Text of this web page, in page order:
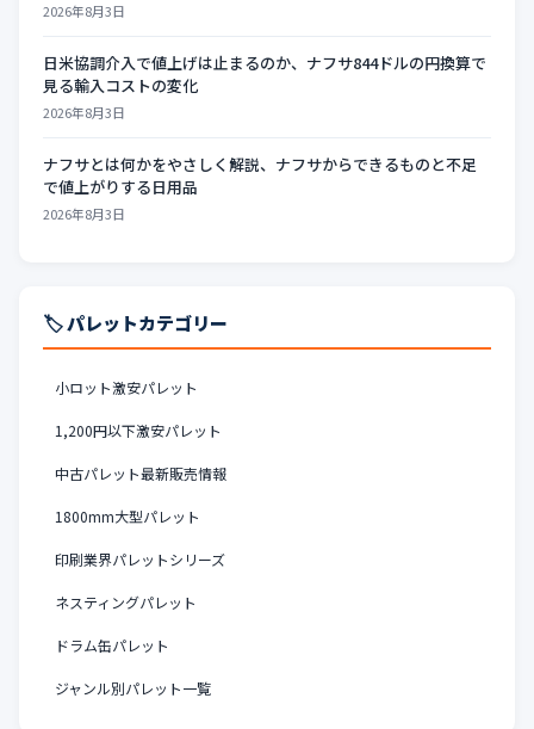
2026年8月3日
日米協調介入で値上げは止まるのか、ナフサ844ドルの円換算で
見る輸入コストの変化
2026年8月3日
ナフサとは何かをやさしく解説、ナフサからできるものと不足
で値上がりする日用品
2026年8月3日
🏷️ パレットカテゴリー
小ロット激安パレット
1,200円以下激安パレット
中古パレット最新販売情報
1800mm大型パレット
印刷業界パレットシリーズ
ネスティングパレット
ドラム缶パレット
ジャンル別パレット一覧